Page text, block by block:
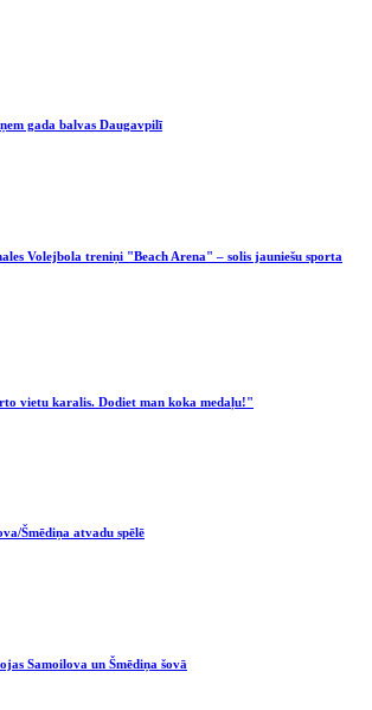
gada balvas Daugavpilī
Volejbola treniņi "Beach Arena" – solis jauniešu sporta
vietu karalis. Dodiet man koka medaļu!"
Šmēdiņa atvadu spēlē
Samoilova un Šmēdiņa šovā